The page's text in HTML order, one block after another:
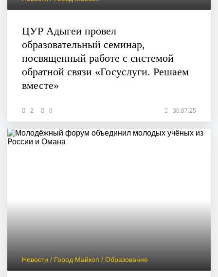
ЦУР Адыгеи провел
образовательный семинар,
посвященный работе с системой
обратной связи «Госуслуги. Решаем
вместе»
2 0 30.07.25
Новости / Город Майкоп / Образование